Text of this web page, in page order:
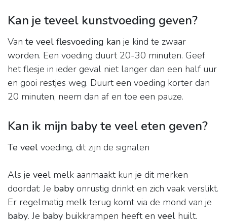
Kan je teveel kunstvoeding geven?
Van te veel flesvoeding kan je kind te zwaar
worden. Een voeding duurt 20-30 minuten. Geef
het flesje in ieder geval niet langer dan een half uur
en gooi restjes weg. Duurt een voeding korter dan
20 minuten, neem dan af en toe een pauze.
Kan ik mijn baby te veel eten geven?
Te veel voeding, dit zijn de signalen
Als je veel melk aanmaakt kun je dit merken
doordat: Je baby onrustig drinkt en zich vaak verslikt.
Er regelmatig melk terug komt via de mond van je
baby. Je baby buikkrampen heeft en veel huilt.